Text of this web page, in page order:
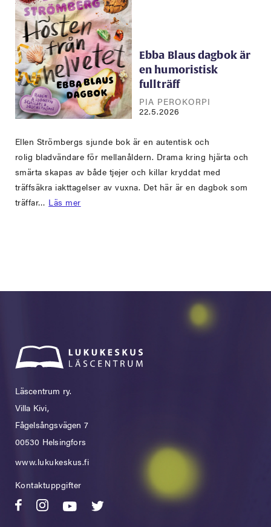
Ebba Blaus dagbok är
en humoristisk
fullträff
PIA PEROKORPI
22.5.2026
Ellen Strömbergs sjunde bok är en autentisk och
rolig bladvändare för mellanåldern. Drama kring hjärta och
smärta skapas av både tjejer och killar kryddat med
träffsäkra iakttagelser av vuxna. Det här är en dagbok som
träffar… Läs mer
Läscentrum ry.
Villa Kivi,
Fågelsångsvägen 7
00530 Helsingfors
www.lukukeskus.fi
Kontaktuppgifter